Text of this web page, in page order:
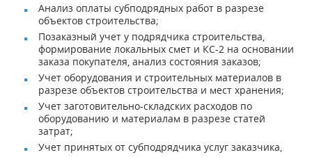
Анализ оплаты субподрядных работ в разрезе
объектов строительства;
Позаказный учет у подрядчика строительства,
формирование локальных смет и КС-2 на основании
заказа покупателя, анализ состояния заказов;
Учет оборудования и строительных материалов в
разрезе объектов строительства и мест хранения;
Учет заготовительно-складских расходов по
оборудованию и материалам в разрезе статей
затрат;
Учет принятых от субподрядчика услуг заказчика,